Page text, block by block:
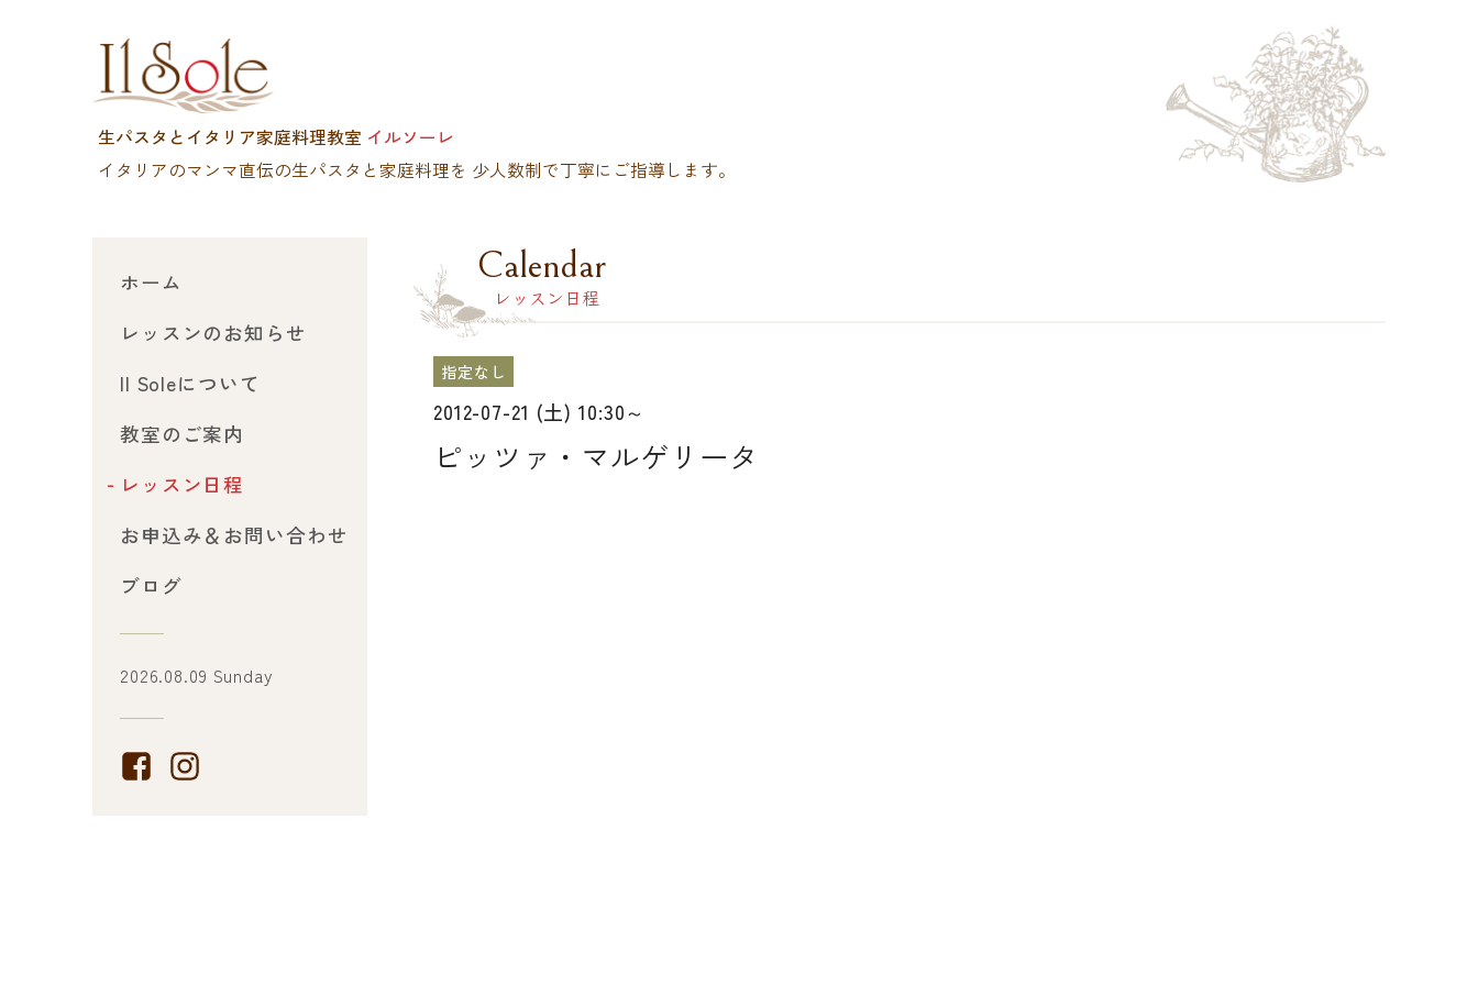
生パスタとイタリア家庭料理教室 イルソーレ
イタリアのマンマ直伝の生パスタと家庭料理を 少人数制で丁寧にご指導します。
ホーム
レッスンのお知らせ
Il Soleについて
教室のご案内
レッスン日程
お申込み＆お問い合わせ
ブログ
2026.08.09 Sunday
Calendar
レッスン日程
指定なし
2012-07-21 (土) 10:30～
ピッツァ・マルゲリータ